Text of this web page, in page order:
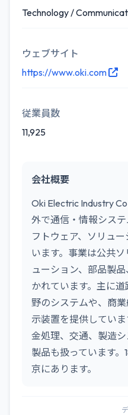
Technology /
ウェブサイト
https://www.oki.com
従業員数
11,925
会社概要
Oki Electric Industry
外で通信・情報シス
フトウェア、ソリュ
います。事業は公共
ューション、部品製
かれています。主に
野のシステムや、商
示装置を提供してい
金処理、交通、製造
製品も扱っています。
京にあります。